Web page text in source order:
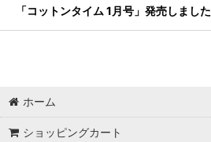
「コットンタイム 1月号」発売しました
ホーム
ショッピングカート